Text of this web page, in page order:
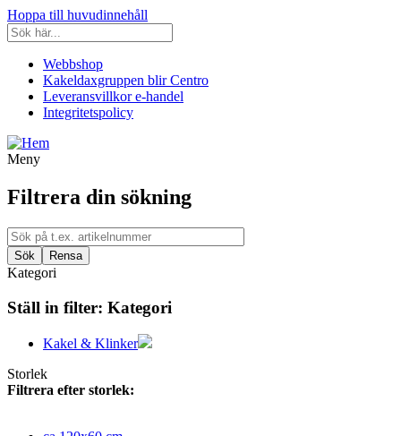
Hoppa till huvudinnehåll
Webbshop
Kakeldaxgruppen blir Centro
Leveransvillkor e-handel
Integritetspolicy
Meny
Filtrera din sökning
Kategori
Ställ in filter: Kategori
Kakel & Klinker
Storlek
Filtrera efter storlek: